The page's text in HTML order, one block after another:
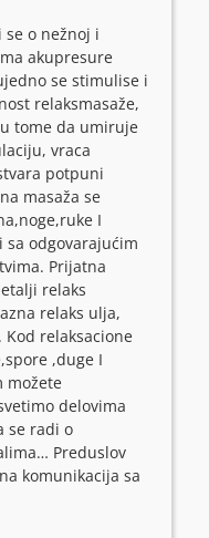
se o nežnoj i
akupresure
se stimulise i
relaksmasaže,
tome da umiruje
vraca
potpuni
masaža se
I
sa odgovarajućim
. Prijatna
relaks
relaks ulja,
relaksacione
,duge I
možete
delovima
se radi o
Preduslov
komunikacija sa